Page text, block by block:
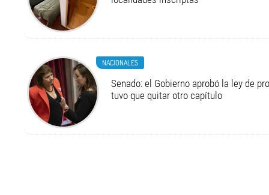
NACIONALES
Senado: el Gobierno aprobó la ley de
tuvo que quitar otro capítulo